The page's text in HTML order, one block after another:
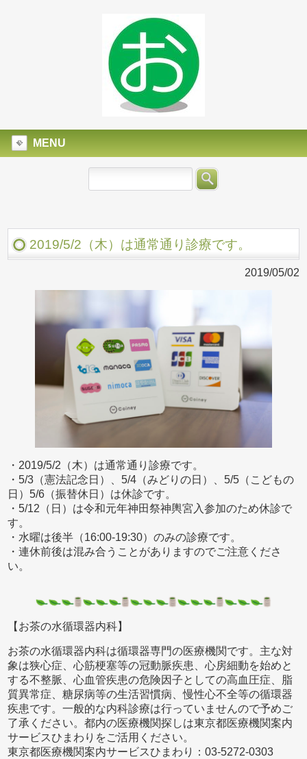
MENU
2019/5/2（木）は通常通り診療です。
2019/05/02
・2019/5/2（木）は通常通り診療です。
・5/3（憲法記念日）、5/4（みどりの日）、5/5（こどもの
日）5/6（振替休日）は休診です。
・5/12（日）は令和元年神田祭神輿宮入参加のため休診で
す。
・水曜は後半（16:00-19:30）のみの診療です。
・連休前後は混み合うことがありますのでご注意くださ
い。
【お茶の水循環器内科】
お茶の水循環器内科は循環器専門の医療機関です。主な対
象は狭心症、心筋梗塞等の冠動脈疾患、心房細動を始めと
する不整脈、心血管疾患の危険因子としての高血圧症、脂
質異常症、糖尿病等の生活習慣病、慢性心不全等の循環器
疾患です。一般的な内科診療は行っていませんので予めご
了承ください。都内の医療機関探しは東京都医療機関案内
サービスひまわりをご活用ください。
東京都医療機関案内サービスひまわり：03-5272-0303